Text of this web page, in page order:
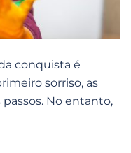
conquista é
sorriso, as
No entanto,